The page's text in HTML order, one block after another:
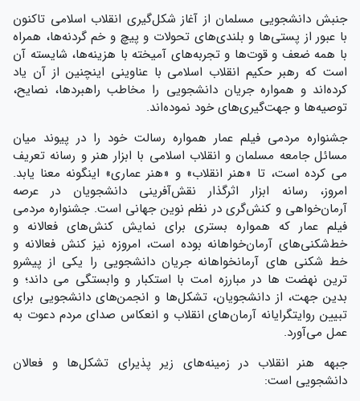
جنبش دانشجویی مسلمان از آغاز شکل‌گیری انقلاب اسلامی تاکنون
با عبور از پستی‌ها و بلندی‌های تحولات و پیچ‌ و خم‌ گردنه‌ها، همراه
با همه ضعف و قوت‌ها و تجربه‌های آمیخته با هزینه‌ها، شایسته آن
است که رهبر حکیم انقلاب اسلامی با عناوینی اینچنین از آن یاد
کرده‌اند و همواره جریان دانشجویی را مخاطب راهبردها، نصایح،
توصیه‌ها و جهت‌گیری‌های خود نموده‌اند.
جشنواره مردمی فیلم عمار همواره رسالت خود را در پیوند میان
مسائل جامعه مسلمان و انقلاب اسلامی با ابزار هنر و رسانه تعریف
می کرده است، تا «هنر انقلاب» و «هنر عماری» اینگونه معنا یابد.
امروز، رسانه ابزار اثرگذار نقش‌آفرینی دانشجویان در عرصه
آرمان‌خواهی و کنش‌گری در نظم نوین جهانی است. جشنواره مردمی
فیلم عمار که همواره بستری برای نمایش کنش‌های فعالانه و
خط‌شکنی‌های آرمان‌خواهانه بوده است، امروزه نیز کنش فعالانه و
خط شکنی های آرمانخواهانه جریان دانشجویی را یکی از پیشرو
ترین نهضت ها در مبارزه امت با استکبار و وابستگی می داند؛ و
بدین جهت، از دانشجویان، تشکل‌ها و انجمن‌های دانشجویی برای
تبیین روایتگرایانه آرمان‌های انقلاب و انعکاس صدای مردم دعوت به
عمل می‌آورد.
جبهه هنر انقلاب در زمینه‌های زیر پذیرای تشکل‌ها و فعالان
دانشجویی است: